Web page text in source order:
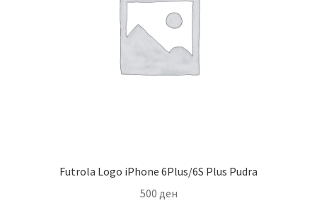
Futrola Logo iPhone 6Plus/6S Plus Pudra
500 ден